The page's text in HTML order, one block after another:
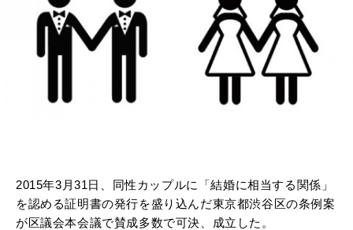
2015年3月31日、同性カップルに「結婚に相当する関係」
を認める証明書の発行を盛り込んだ東京都渋谷区の条例案
が区議会本会議で賛成多数で可決、成立した。